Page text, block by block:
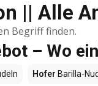
|| Alle
Begriff finden.
– Wo
Hofer Barilla-